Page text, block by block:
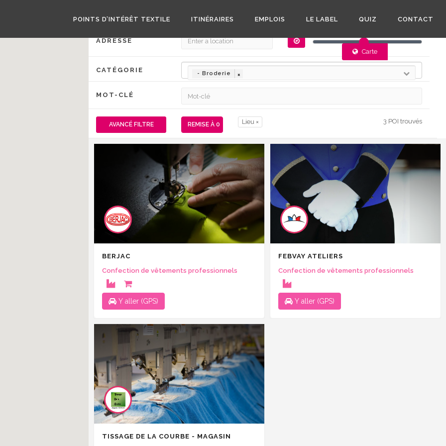
POINTS D’INTÉRÊT TEXTILE ITINÉRAIRES EMPLOIS LE LABEL QUIZ CONTACT
Carte
ADRESSE
CATÉGORIE - Broderie ×
MOT-CLÉ
AVANCÉ FILTRE REMISE À 0 Lieu × 3 POI trouvés
BERJAC
Confection de vêtements professionnels
Y aller (GPS)
FEBVAY ATELIERS
Confection de vêtements professionnels
Y aller (GPS)
TISSAGE DE LA COURBE - MAGASIN